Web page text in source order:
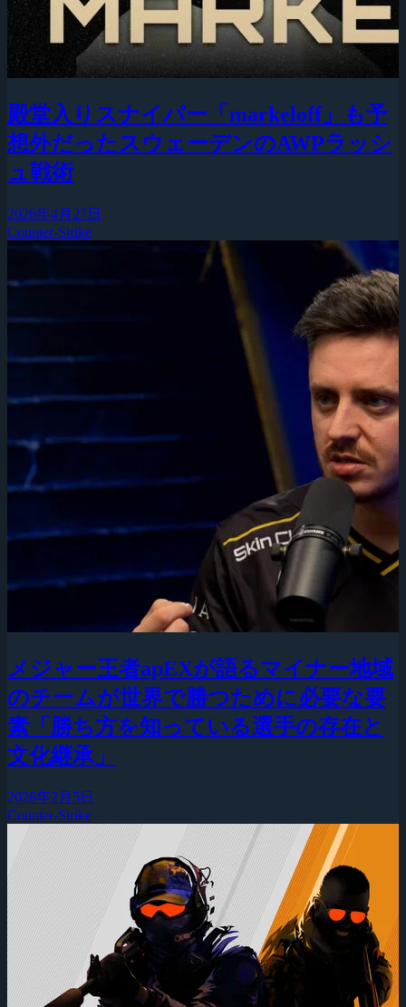
殿堂入りスナイパー「markeloff」も予
想外だったスウェーデンのAWPラッシ
ュ戦術
2026年4月27日
Counter-Strike
メジャー王者apEXが語るマイナー地域
のチームが世界で勝つために必要な要
素「勝ち方を知っている選手の存在と
文化継承」
2026年2月5日
Counter-Strike